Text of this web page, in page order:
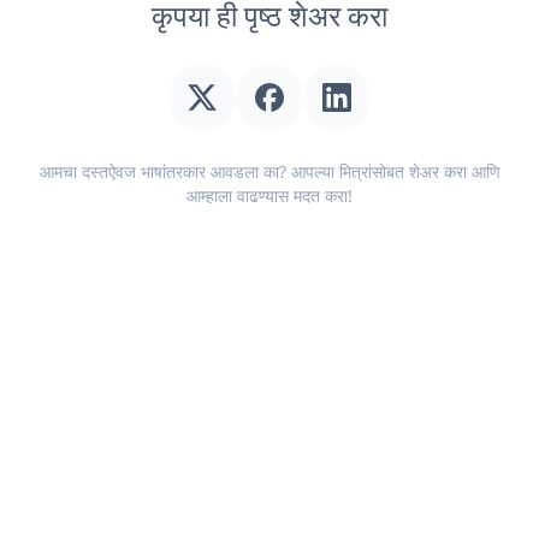
कृपया ही पृष्ठ शेअर करा
आमचा दस्तऐवज भाषांतरकार आवडला का? आपल्या मित्रांसोबत शेअर करा आणि
आम्हाला वाढण्यास मदत करा!